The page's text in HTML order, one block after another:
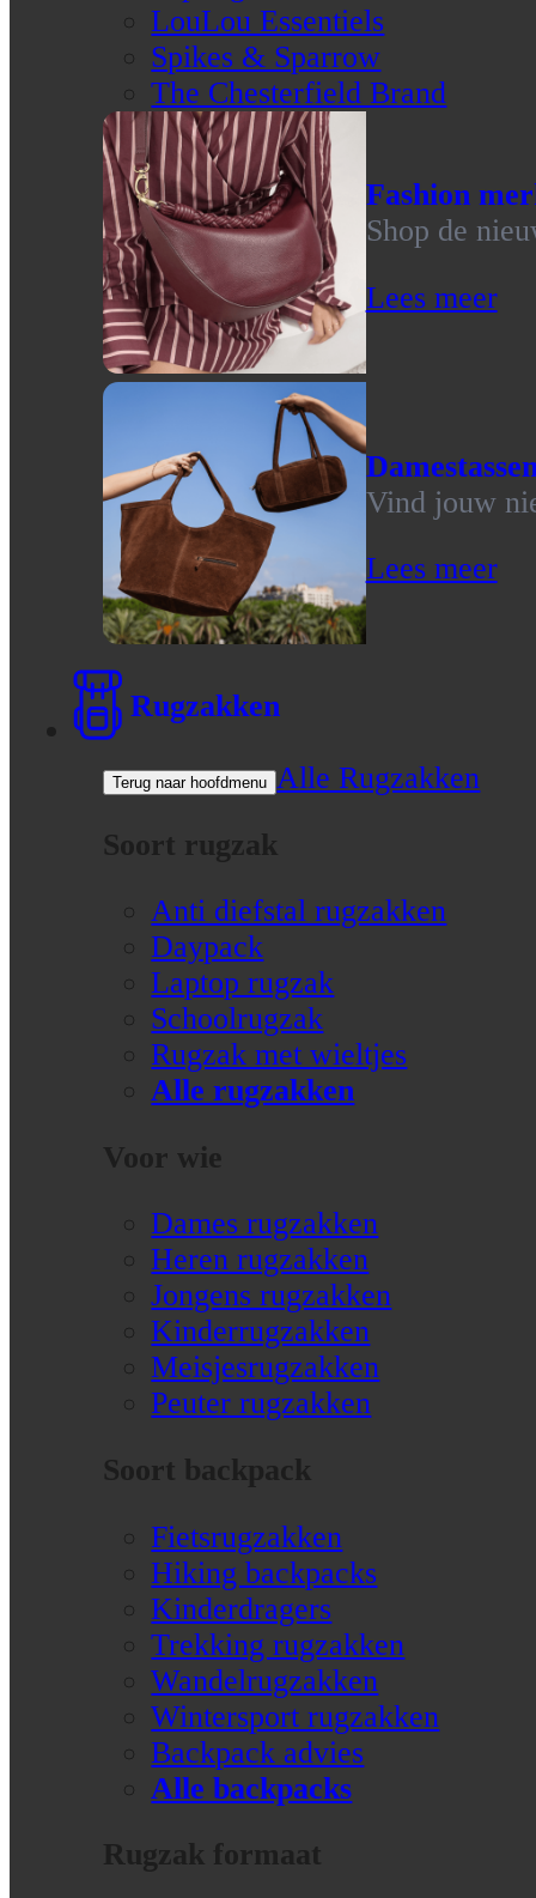
LouLou Essentiels
Spikes & Sparrow
The Chesterfield Brand
Fashion
Shop de
Lees meer
Vind jouw
Lees meer
Rugzakken
Terug naar hoofdmenu Alle Rugzakken
Soort rugzak
Anti diefstal rugzakken
Daypack
Laptop rugzak
Schoolrugzak
Rugzak met wieltjes
Alle rugzakken
Voor wie
Dames rugzakken
Heren rugzakken
Jongens rugzakken
Kinderrugzakken
Meisjesrugzakken
Peuter rugzakken
Soort backpack
Fietsrugzakken
Hiking backpacks
Kinderdragers
Trekking rugzakken
Wandelrugzakken
Wintersport rugzakken
Backpack advies
Alle backpacks
Rugzak formaat